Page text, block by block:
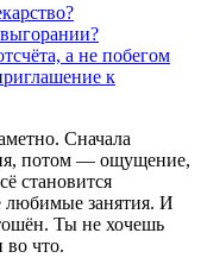
а не побегом
к
Сначала
потом — ощущение,
становится
любимые занятия. И
Ты не хочешь
во что.